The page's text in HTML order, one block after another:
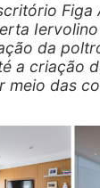
Figa
da
a criação
meio das